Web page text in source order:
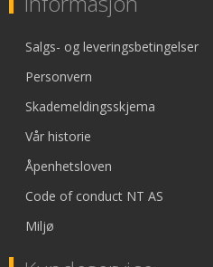
Salgs- og leveringsbetingelser
Personvern
Skademeldingsskjema
Vår historie
Åpenhetsloven
Code of conduct NT AS
Miljø